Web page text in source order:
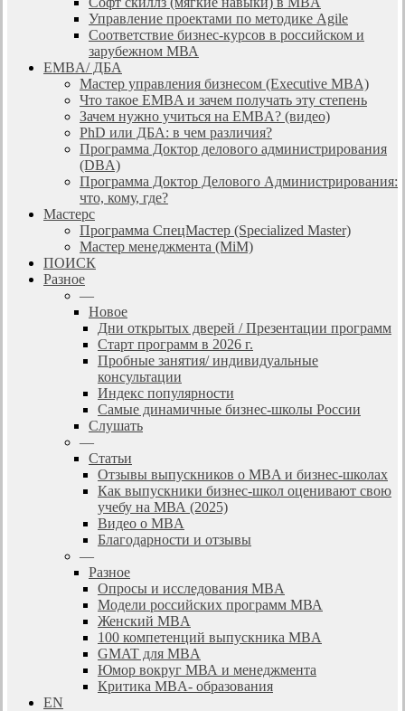
Управление проектами по методике Agile
Соответствие бизнес-курсов в российском и
зарубежном МВА
EMBA/ ДБA
Мастер управления бизнесом (Executive MBA)
Что такое EMBA и зачем получать эту степень
Зачем нужно учиться на EMBA? (видео)
PhD или ДБА: в чем различия?
Программа Доктор делового администрирования
(DBА)
Программа Доктор Делового Администрирования:
что, кому, где?
Мастерс
Программа СпецМастер (Specialized Master)
Мастер менеджмента (MiM)
ПОИСК
Разное
—
Новое
Дни открытых дверей / Презентации программ
Старт программ в 2026 г.
Пробные занятия/ индивидуальные
консультации
Индекс популярности
Самые динамичные бизнес-школы России
Слушать
—
Статьи
Отзывы выпускников о MBA и бизнес-школах
Как выпускники бизнес-школ оценивают свою
учебу на МВА (2025)
Видео о MBA
Благодарности и отзывы
—
Разное
Опросы и исследования MBA
Модели российских программ МВА
Женский MBA
100 компетенций выпускника MBA
GMAT для MBA
Юмор вокруг МВА и менеджмента
Критика MBA- образования
EN